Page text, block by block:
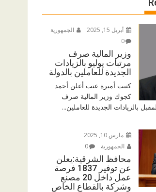
أبريل 15, 2025
الجمهورية
0
وزير المالية صرف
مرتبات يوليو بالزيادات
الجديدة للعاملين بالدولة
كتبت أميرة عنب أعلن أحمد
كجوك وزير المالية صرف
بالزيادات الجديدة للعاملين...
مارس 10, 2025
الجمهورية
0
محافظ الشرقية:يعلن
عن توفير 1837 فرصة
عمل داخل 20 مصنع
وشركة بالقطاع الخاص